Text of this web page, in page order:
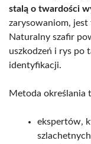
stalą o twardości
zarysowaniom,
Naturalny szafir
uszkodzeń i rys po
identyfikacji.
Metoda określania
ekspertów,